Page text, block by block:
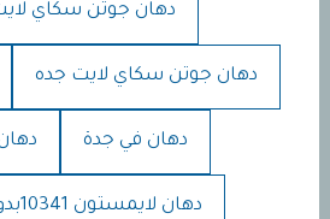
دهان جوتن سكاي لايت
دهان جوتن سكاي لايت جده
دهان في جدة
دهان لايمستون 10341بدونً تخفيف